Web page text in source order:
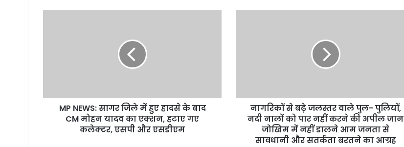
r
MP NEWS: सागर जिले में हुए हादसे के बाद
CM मोहन यादव का एक्शन, हटाए गए
कलेक्टर, एसपी और एसडीएम
नागरिकों से बढ़े जलस्तर वाले पुल- पुलियों,
नदी नालों को पार नहीं करने की अपील जान
जोखिम में नहीं डालने आम जनता से
सावधानी और सतर्कता बरतने का आग्रह